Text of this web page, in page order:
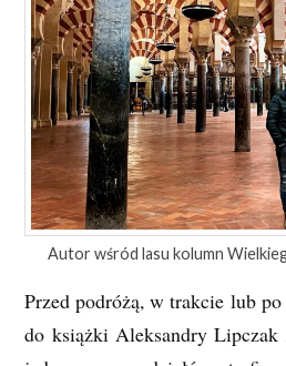
Autor wśród lasu kolumn
Przed podróżą, w trakcie lub
do książki Aleksandry Lipczak